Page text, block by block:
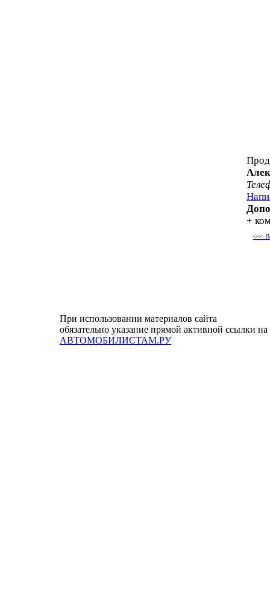
+
<<<
При использовании материалов сайта
обязательно указание прямой активной ссылки на
АВТОМОБИЛИСТАМ.РУ